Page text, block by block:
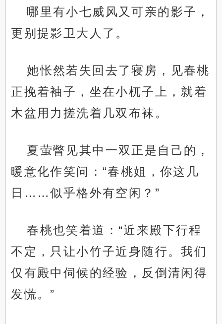
哪里有小七威风又可亲的影子，
更别提影卫大人了。
她怅然若失回去了寝房，见春桃
正挽着袖子，坐在小杌子上，就着
木盆用力搓洗着几双布袜。
夏萤瞥见其中一双正是自己的，
暖意化作笑问：“春桃姐，你这几
日……似乎格外有空闲？”
春桃也笑着道：“近来殿下行程
不定，只让小竹子近身随行。我们
仅有殿中伺候的经验，反倒清闲得
发慌。”